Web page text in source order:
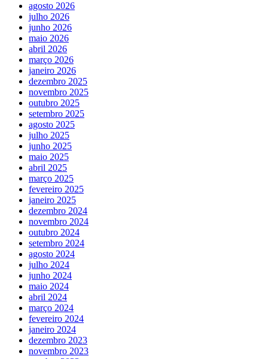
agosto 2026
julho 2026
junho 2026
maio 2026
abril 2026
março 2026
janeiro 2026
dezembro 2025
novembro 2025
outubro 2025
setembro 2025
agosto 2025
julho 2025
junho 2025
maio 2025
abril 2025
março 2025
fevereiro 2025
janeiro 2025
dezembro 2024
novembro 2024
outubro 2024
setembro 2024
agosto 2024
julho 2024
junho 2024
maio 2024
abril 2024
março 2024
fevereiro 2024
janeiro 2024
dezembro 2023
novembro 2023